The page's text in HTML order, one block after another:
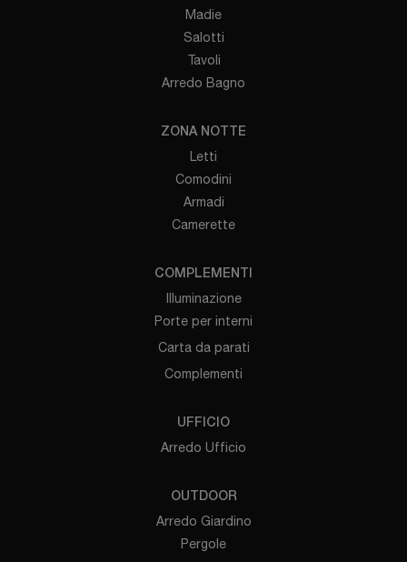
Madie
Salotti
Tavoli
Arredo Bagno
ZONA NOTTE
Letti
Comodini
Armadi
Camerette
COMPLEMENTI
Illuminazione
Porte per interni
Carta da parati
Complementi
UFFICIO
Arredo Ufficio
OUTDOOR
Arredo Giardino
Pergole